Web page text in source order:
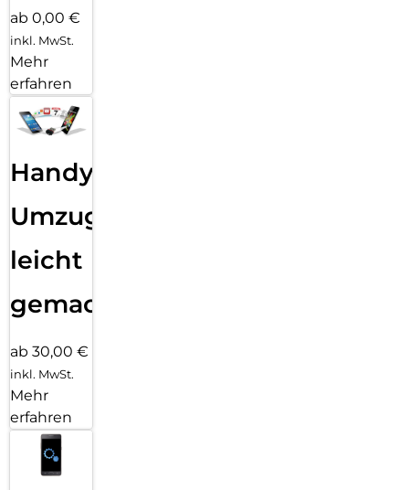
ab 0,00 €
inkl. MwSt.
Mehr
erfahren
Handy
Umzug
leicht
gemacht!
ab 30,00 €
inkl. MwSt.
Mehr
erfahren